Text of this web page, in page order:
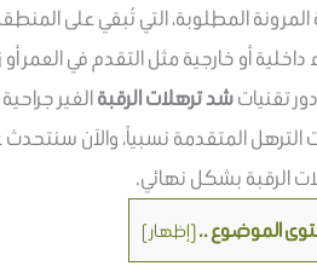
المرونة المطلوبة، التي تُبقي على
داخلية أو خارجية مثل التقدم في العمر
تقنياتشد ترهلات الرقبةالغير
الترهل المتقدمة نسبياً، والآن
الرقبة بشكل نهائي.
الموضوع ..[إظهار]